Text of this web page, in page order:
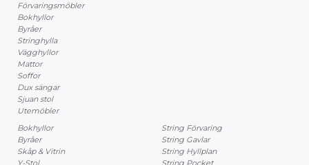
Förvaringsmöbler
Bokhyllor
Byråer
Stringhylla
Vägghyllor
Mattor
Soffor
Dux sängar
Sjuan stol
Utemöbler
Bokhyllor
Byråer
Skåp & Vitrin
Y-Stol
String Förvaring
String Gavlar
String Hyllplan
String Pocket